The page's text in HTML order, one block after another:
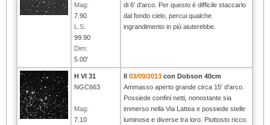
Mag:
7.90
L.S:
99.90
Dim:
5.00'
di 6' d'arco. Per questo è difficile staccarlo
dal fondo cielo, percui qualche
ingrandimento in più aiuterebbe.
H VI 31
NGC663
Mag:
7.10
Il03/09/2013 con Dobson 40cm
Ammasso aperto grande circa 15' d'arco.
Possiede confini netti, nonostante sia
immerso nella Via Lattea e possiede stelle
luminose e diverse tra loro. Piuttosto ricco.